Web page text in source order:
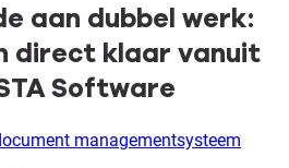
aan dubbel werk:
direct klaar vanuit
Software
managementsysteem